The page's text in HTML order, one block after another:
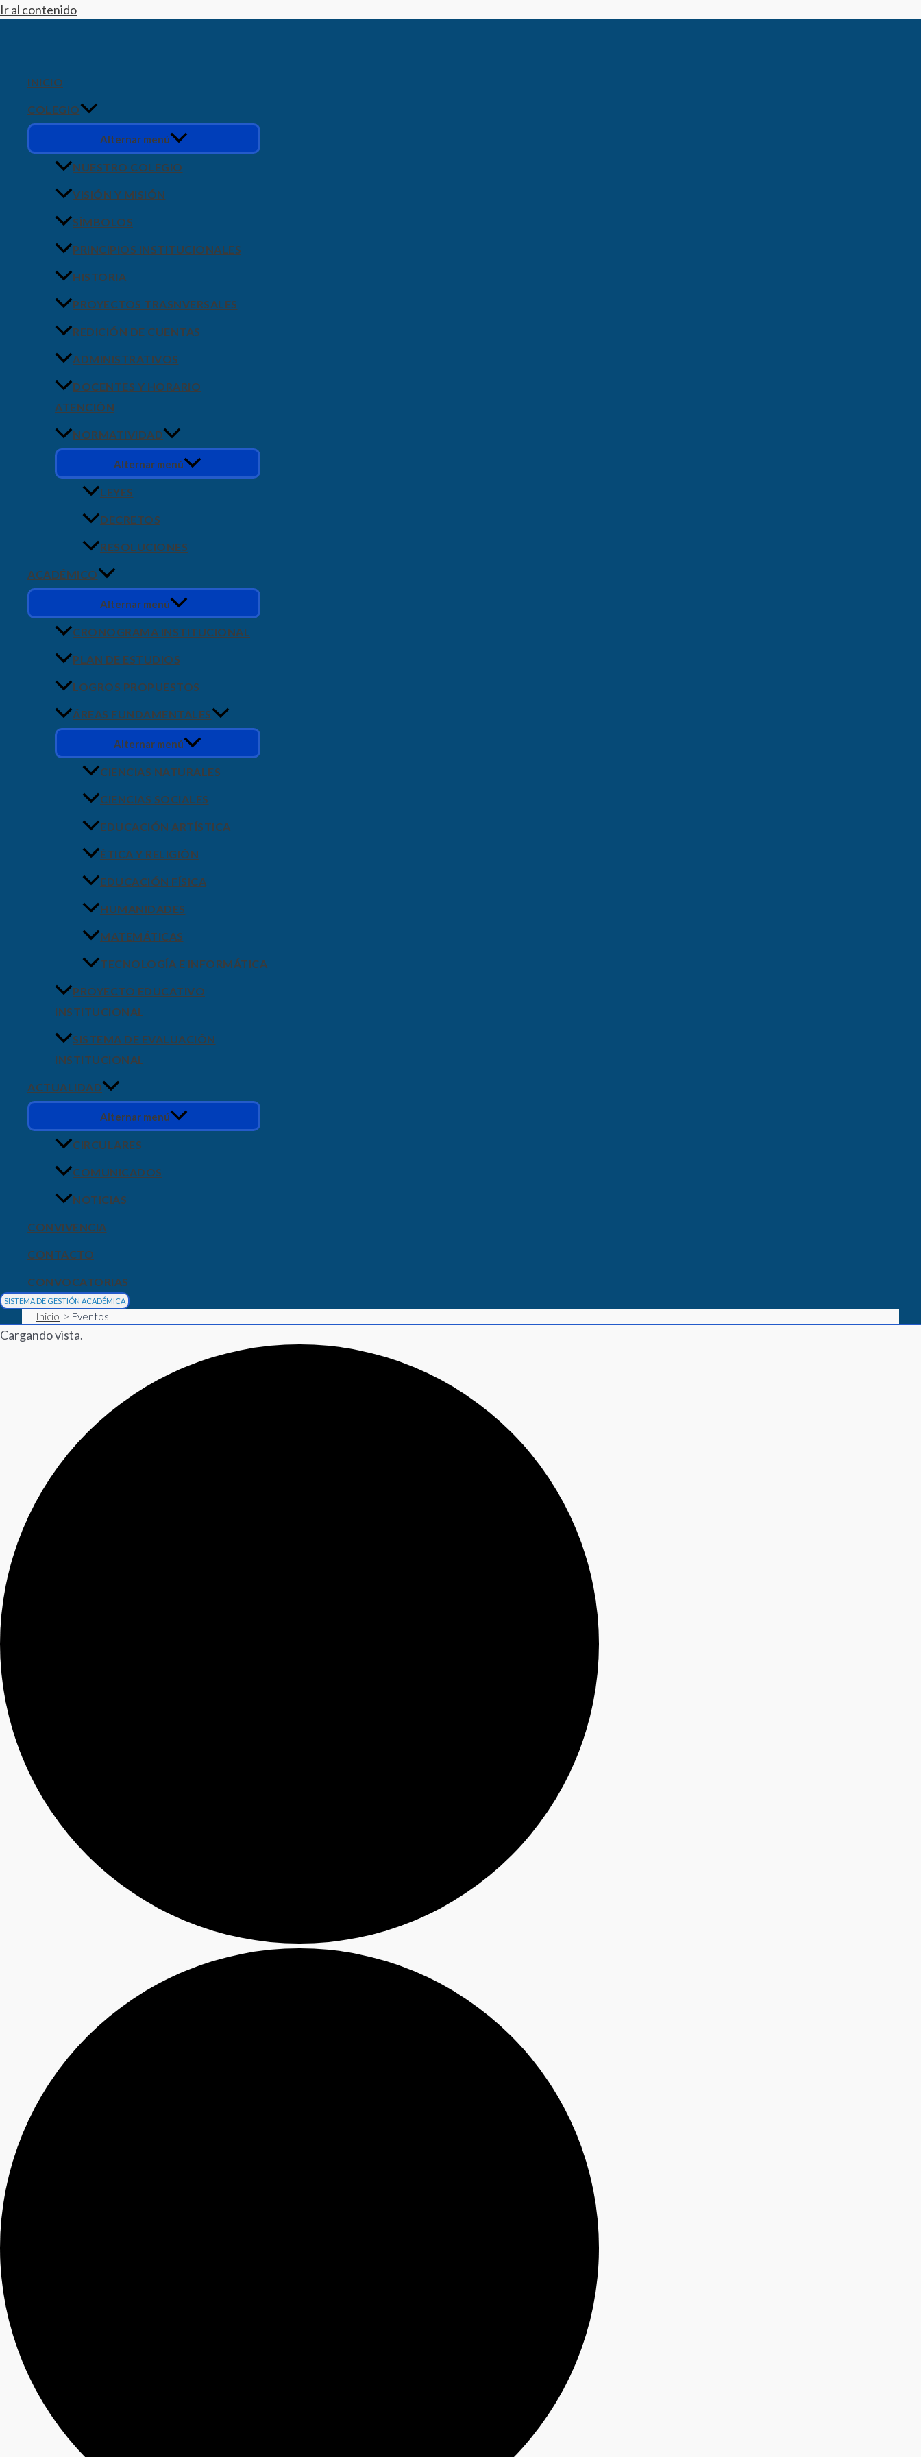
Ir al contenido
INICIO
COLEGIO
Alternar menú
NUESTRO COLEGIO
VISIÓN Y MISIÓN
SÍMBOLOS
PRINCIPIOS INSTITUCIONALES
HISTORIA
PROYECTOS TRASNVERSALES
REDICIÓN DE CUENTAS
ADMINISTRATIVOS
DOCENTES Y HORARIO
ATENCIÓN
NORMATIVIDAD
Alternar menú
LEYES
DECRETOS
RESOLUCIONES
ACADÉMICO
Alternar menú
CRONOGRAMA INSTITUCIONAL
PLAN DE ESTUDIOS
LOGROS PROPUESTOS
ÁREAS FUNDAMENTALES
Alternar menú
CIENCIAS NATURALES
CIENCIAS SOCIALES
EDUCACIÓN ARTÍSTICA
ÉTICA Y RELIGIÓN
EDUCACIÓN FÍSICA
HUMANIDADES
MATEMÁTICAS
TECNOLOGÍA E INFORMÁTICA
PROYECTO EDUCATIVO
INSTITUCIONAL
SISTEMA DE EVALUACIÓN
INSTITUCIONAL
ACTUALIDAD
Alternar menú
CIRCULARES
COMUNICADOS
NOTICIAS
CONVIVENCIA
CONTACTO
CONVOCATORIAS
SISTEMA DE GESTIÓN ACADÉMICA
Inicio Eventos
Cargando vista.